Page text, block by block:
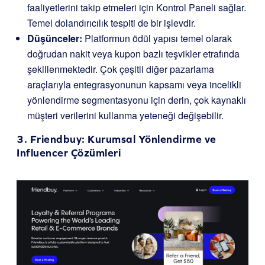
faaliyetlerini takip etmeleri için Kontrol Paneli sağlar.
Temel dolandırıcılık tespiti de bir işlevdir.
Düşünceler: Platformun ödül yapısı temel olarak
doğrudan nakit veya kupon bazlı teşvikler etrafında
şekillenmektedir. Çok çeşitli diğer pazarlama
araçlarıyla entegrasyonunun kapsamı veya incelikli
yönlendirme segmentasyonu için derin, çok kaynaklı
müşteri verilerini kullanma yeteneği değişebilir.
3. Friendbuy: Kurumsal Yönlendirme ve
Influencer Çözümleri